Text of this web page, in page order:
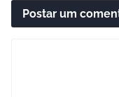
Postar um